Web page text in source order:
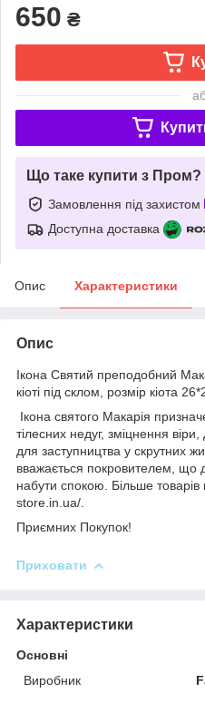
650 ₴
Що таке купити з Пром?
Замовлення під захистом
Доступна доставка
Опис Характеристики
Опис
Ікона Святий преподобний
кіоті під склом, розмір кіота
Ікона святого Макарія
тілесних недуг, зміцнення
для заступництва у скрутних
вважається покровителем, що
набути спокою. Більше
store.in.ua/.
Приємних Покупок!
Приховати
Характеристики
Основні
Виробник